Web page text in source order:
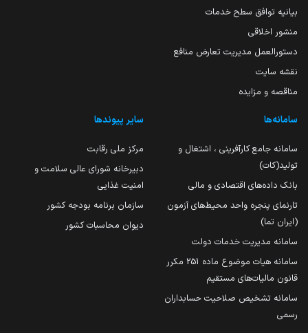
بیانیه توافق سطح خدمات
منشور اخلاقی
دستورالعمل مدیریت تعارض منافع
نقشه سایت
مناقصه و مزایده
سامانه‌ها
سامانه جامع کارآفرینی ، اشتغال و
تولید(کات)
بانک داده‌های اقتصادی و مالی
تارنمای پنجره واحد محیط‌های آزمون
(ایران تما)
سامانه مدیریت خدمات دولت
سامانه هیات موضوع ماده 251 مکرر
قانون مالیات‌های مستقیم
سامانه تشخیص صلاحیت حسابداران
رسمی
سایر پیوندها
مرکز ملی رقابت
دبیرخانه شورای عالی سلامت و
امنیت غذایی
سازمان برنامه بودجه کشور
دیوان محاسبات کشور